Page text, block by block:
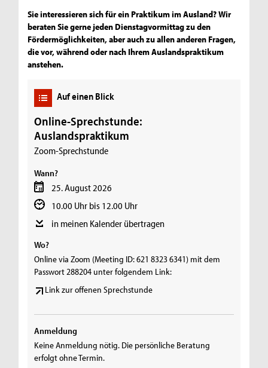
Sie interessieren sich für ein Praktikum im Ausland? Wir
beraten Sie gerne jeden Dienstagvormittag zu den
Fördermöglichkeiten, aber auch zu allen anderen Fragen,
die vor, während oder nach Ihrem Auslandspraktikum
anstehen.
Auf einen Blick
Online-Sprechstunde:
Auslandspraktikum
Zoom-Sprechstunde
Wann?
25. August 2026
10.00 Uhr bis 12.00 Uhr
in meinen Kalender übertragen
Wo?
Online via Zoom (Meeting ID: 621 8323 6341) mit dem
Passwort 288204 unter folgendem Link:
Link zur offenen Sprechstunde
Anmeldung
Keine Anmeldung nötig. Die persönliche Beratung
erfolgt ohne Termin.